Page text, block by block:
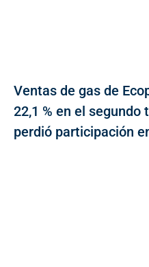
Ventas de gas de
22,1 % en el
perdió participación